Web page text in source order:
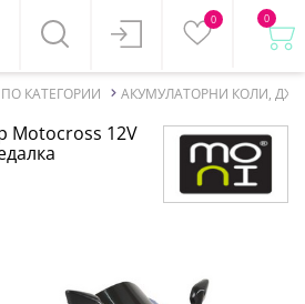
0 0
КАТЕГОРИИ АКУМУЛАТОРНИ КОЛИ,
Motocross 12V